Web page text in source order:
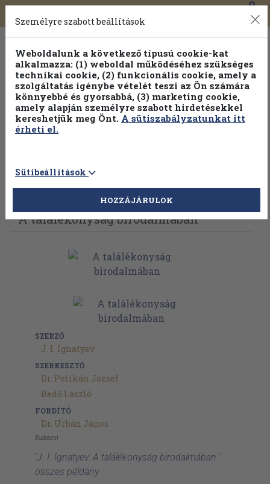
Toggle
navigation
0
Válogasson több mint 30 000 kötet közül
Hobbi témakörökben20% kedvezménnyel!
Vissza az előző oldalra Válasszon példányt
A találékonyság birodalmában
SZERZŐ
J. I. Ignatyev
SZERKESZTŐ
Dr. Pelikán József
Bedő László
FORDÍTÓ
Dr. Urbán János
Budapest
'J. I. Ignatyev: A találékonyság birodalmában '
összes példány
Személyre szabott beállítások
Weboldalunk a következő típusú cookie-kat
alkalmazza: (1) weboldal működéséhez szükséges
technikai cookie, (2) funkcionális cookie, amely a
szolgáltatás igénybe vételét teszi az Ön számára
könnyebbé és gyorsabbá, (3) marketing cookie,
amely alapján személyre szabott hirdetésekkel
kereshetjük meg Önt. A sütiszabályzatunkat itt
érheti el.
Sütibeállítások
HOZZÁJÁRULOK